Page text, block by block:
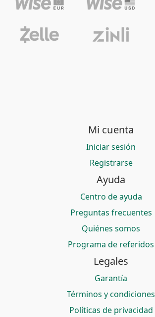
Mi cuenta
Iniciar sesión
Registrarse
Ayuda
Centro de ayuda
Preguntas frecuentes
Quiénes somos
Programa de referidos
Legales
Garantía
Términos y condiciones
Políticas de privacidad